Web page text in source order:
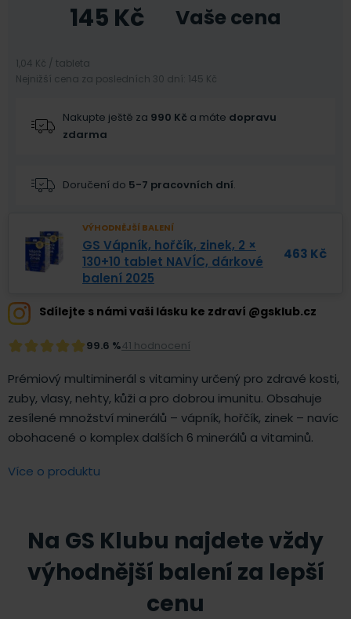
145 Kč Vaše cena
1,04 Kč / tableta
Nejnižší cena za posledních 30 dní: 145 Kč
Nakupte ještě za 990 Kč a máte dopravu
zdarma
Doručení do 5-7 pracovních dní.
VÝHODNĚJŠÍ BALENÍ
GS Vápník, hořčík, zinek, 2 ×
130+10 tablet NAVÍC, dárkové
balení 2025
463 Kč
Sdílejte s námi vaši lásku ke zdraví @gsklub.cz
99.6 %41 hodnocení
Prémiový multiminerál s vitaminy určený pro zdravé kosti,
zuby, vlasy, nehty, kůži a pro dobrou imunitu. Obsahuje
zesílené množství minerálů – vápník, hořčík, zinek – navíc
obohacené o komplex dalších 6 minerálů a vitaminů.
Více o produktu
Na GS Klubu najdete vždy
výhodnější balení za lepší
cenu